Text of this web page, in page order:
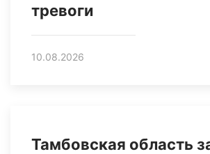
тревоги
10.08.2026
Тамбовская область